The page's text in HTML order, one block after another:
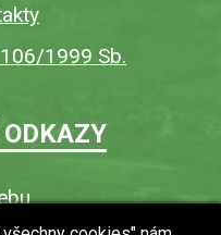
1999 Sb.